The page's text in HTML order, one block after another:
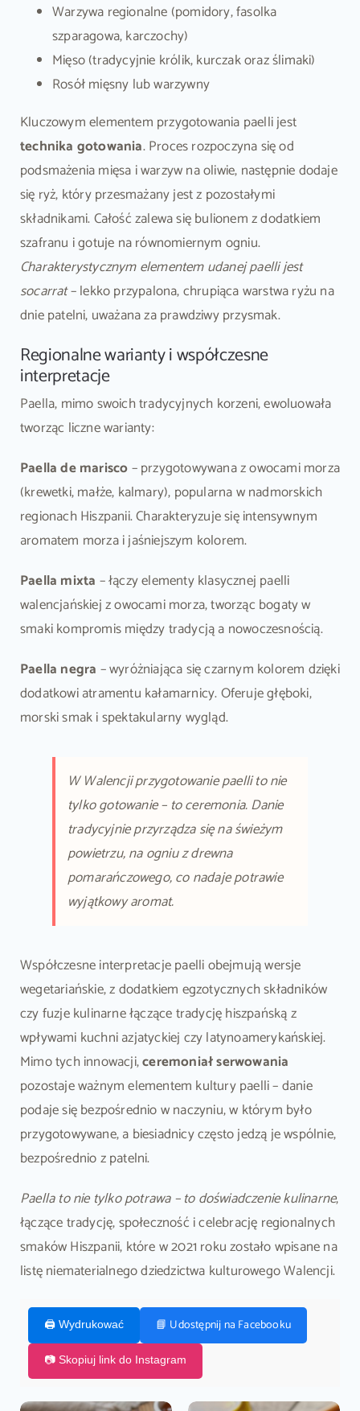
Warzywa regionalne (pomidory, fasolka
szparagowa, karczochy)
Mięso (tradycyjnie królik, kurczak oraz ślimaki)
Rosół mięsny lub warzywny
Kluczowym elementem przygotowania paelli jest
technika gotowania. Proces rozpoczyna się od
podsmażenia mięsa i warzyw na oliwie, następnie dodaje
się ryż, który przesmażany jest z pozostałymi
składnikami. Całość zalewa się bulionem z dodatkiem
szafranu i gotuje na równomiernym ogniu.
Charakterystycznym elementem udanej paelli jest
socarrat– lekko przypalona, chrupiąca warstwa ryżu na
dnie patelni, uważana za prawdziwy przysmak.
Regionalne warianty i współczesne
interpretacje
Paella, mimo swoich tradycyjnych korzeni, ewoluowała
tworząc liczne warianty:
Paella de marisco– przygotowywana z owocami morza
(krewetki, małże, kalmary), popularna w nadmorskich
regionach Hiszpanii. Charakteryzuje się intensywnym
aromatem morza i jaśniejszym kolorem.
Paella mixta – łączy elementy klasycznej paelli
walencjańskiej z owocami morza, tworząc bogaty w
smaki kompromis między tradycją a nowoczesnością.
Paella negra – wyróżniająca się czarnym kolorem dzięki
dodatkowi atramentu kałamarnicy. Oferuje głęboki,
morski smak i spektakularny wygląd.
W Walencji przygotowanie paelli to nie
tylko gotowanie – to ceremonia. Danie
tradycyjnie przyrządza się na świeżym
powietrzu, na ogniu z drewna
pomarańczowego, co nadaje potrawie
wyjątkowy aromat.
Współczesne interpretacje paelli obejmują wersje
wegetariańskie, z dodatkiem egzotycznych składników
czy fuzje kulinarne łączące tradycję hiszpańską z
wpływami kuchni azjatyckiej czy latynoamerykańskiej.
Mimo tych innowacji,ceremoniał serwowania
pozostaje ważnym elementem kultury paelli – danie
podaje się bezpośrednio w naczyniu, w którym było
przygotowywane, a biesiadnicy często jedzą je wspólnie,
bezpośrednio z patelni.
Paella to nie tylko potrawa – to doświadczenie kulinarne,
łączące tradycję, społeczność i celebrację regionalnych
smaków Hiszpanii, które w 2021 roku zostało wpisane na
listę niematerialnego dziedzictwa kulturowego Walencji.
🖨️ Wydrukować 📘 Udostępnij na Facebooku
📷 Skopiuj link do Instagram